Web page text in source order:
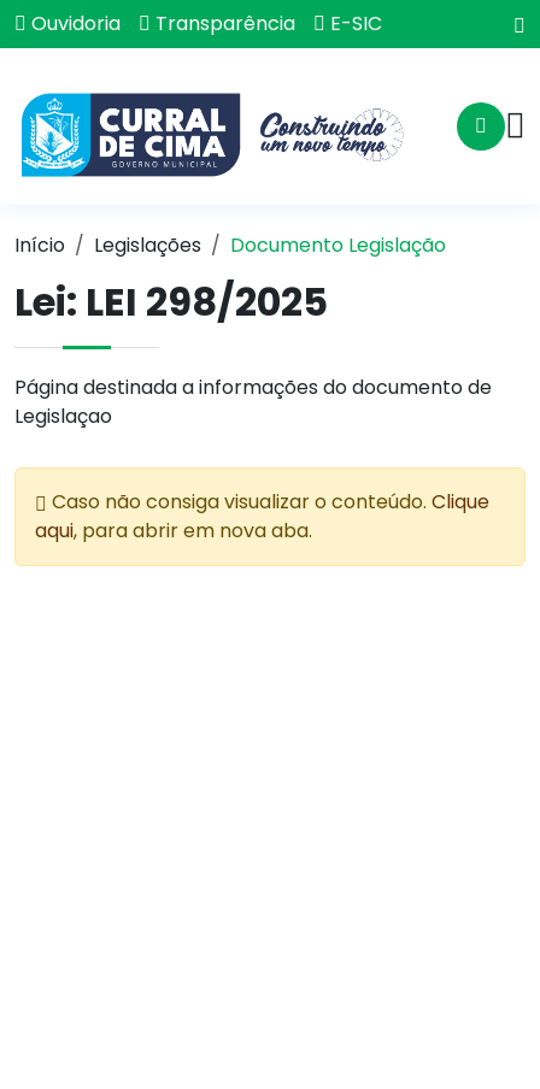
Ouvidoria Transparência E-SIC
Início Legislações Documento Legislação
Lei: LEI 298/2025
Página destinada a informações do documento de
Legislaçao
Caso não consiga visualizar o conteúdo. Clique
aqui, para abrir em nova aba.